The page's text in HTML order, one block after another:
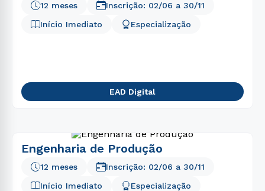
Início Imediato Especialização
12 meses Inscrição: 02/06 a 30/11
EAD Digital
Engenharia de Produção
Início Imediato
12 meses
Especialização
Inscrição: 02/06 a 30/11